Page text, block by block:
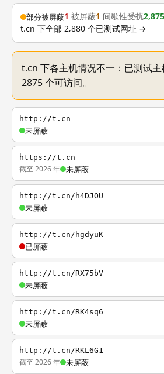
部分被屏蔽1 被屏蔽1 间歇性受扰2,875
t.cn 下全部 2,880 个已测试网址 →
t.cn 下各主机情况不一：已测试主
2875 个可访问。
http://t.cn
未屏蔽
https://t.cn
截至 2026 年 未屏蔽
http://t.cn/h4DJOU
未屏蔽
http://t.cn/hgdyuK
已屏蔽
http://t.cn/RX75bV
未屏蔽
http://t.cn/RK4sq6
未屏蔽
http://t.cn/RKL6G1
截至 2026 年 未屏蔽